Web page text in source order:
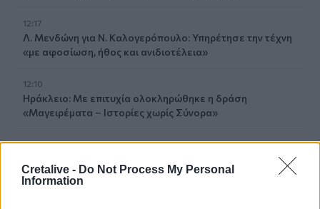
Cretalive - Do Not Process My Personal
Information
12:17
Λ. Μενδώνη για Ν. Καλογερόπουλο: Υπηρέτησε την τέχνη
«με αφοσίωση, ήθος και ανιδιοτέλεια»
12:10
Ηράκλειο: Με επιτυχία ολοκληρώθηκε η δράση
«Μαγειρέματα – Ιστορίες χωρίς Σύνορα»
12:02
Μενέλαου Παρλαμά - Φωτογραφίες